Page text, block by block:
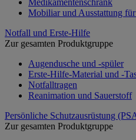
Mobiliar und Ausstattung
Notfall und Erste-Hilfe
Zur gesamten Produktgruppe
Augendusche und -spüler
Erste-Hilfe-Material und -
Notfalltragen
Reanimation und Sauerstoff
Persönliche Schutzausrüstung
Zur gesamten Produktgruppe